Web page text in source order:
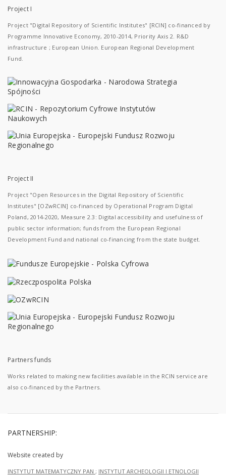
Project I
Project "Digital Repository of Scientific Institutes" [RCIN] co-financed by
Programme Innovative Economy, 2010-2014, Priority Axis 2. R&D
infrastructure ; European Union. European Regional Development
Fund.
Project II
Project "Open Resources in the Digital Repository of Scientific
Institutes" [OZwRCIN] co-financed by Operational Program Digital
Poland, 2014-2020, Measure 2.3: Digital accessibility and usefulness of
public sector information; funds from the European Regional
Development Fund and national co-financing from the state budget.
Partners funds
Works related to making new facilities available in the RCIN service are
also co-financed by the Partners.
PARTNERSHIP:
Website created by
INSTYTUT MATEMATYCZNY PAN ; INSTYTUT ARCHEOLOGII I ETNOLOGII